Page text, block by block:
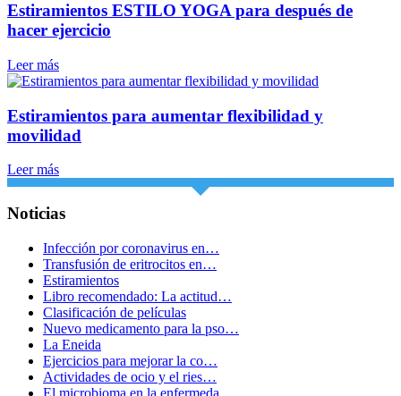
Estiramientos ESTILO YOGA para después de
hacer ejercicio
Leer más
Estiramientos para aumentar flexibilidad y
movilidad
Leer más
Noticias
Infección por coronavirus en…
Transfusión de eritrocitos en…
Estiramientos
Libro recomendado: La actitud…
Clasificación de películas
Nuevo medicamento para la pso…
La Eneida
Ejercicios para mejorar la co…
Actividades de ocio y el ries…
El microbioma en la enfermeda…